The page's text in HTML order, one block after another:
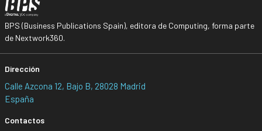
BPS (Business Publications Spain), editora de Computing, forma parte
de Nextwork360.
Dirección
Calle Azcona 12, Bajo B, 28028 Madrid
España
Contactos